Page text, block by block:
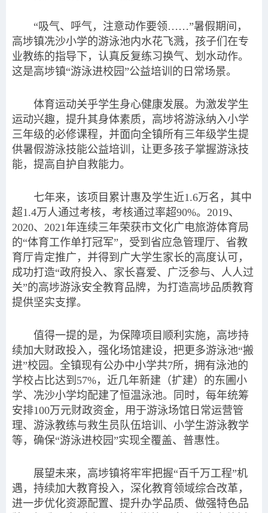
“吸气、呼气，注意动作要领……”暑假期间，
高埗镇冼沙小学的游泳池内水花飞溅，孩子们在专
业教练的指导下，认真反复练习换气、划水动作。
这是高埗镇“游泳进校园”公益培训的日常场景。
体育运动关乎学生身心健康发展。为激发学生
运动兴趣，提升其身体素质，高埗将游泳纳入小学
三年级的必修课程，并面向全镇所有三年级学生提
供暑假游泳技能公益培训，让更多孩子掌握游泳技
能，提高自护自救能力。
七年来，该项目累计惠及学生近1.6万名，其中
超1.4万人通过考核，考核通过率超90%。2019、
2020、2021年连续三年荣获市文化广电旅游体育局
的“体育工作单打冠军”，受到省应急管理厅、省教
育厅肯定推广，并得到广大学生家长的高度认可，
成功打造“政府投入、家长喜爱、广泛参与、人人过
关”的高埗游泳安全教育品牌，为打造高埗品质教育
提供坚实支撑。
值得一提的是，为保障项目顺利实施，高埗持
续加大财政投入，强化场馆建设，把更多游泳池“搬
进”校园。全镇现有公办中小学共7所，拥有泳池的
学校占比达到57%，近几年新建（扩建）的东圃小
学、冼沙小学均配建了恒温泳池。同时，每年统筹
安排100万元财政资金，用于游泳场馆日常运营管
理、游泳教练与救生员队伍培训、小学生游泳教学
等，确保“游泳进校园”实现全覆盖、普惠性。
展望未来，高埗镇将牢牢把握“百千万工程”机
遇，持续加大教育投入，深化教育领域综合改革，
进一步优化资源配置、提升办学品质、做强特色品